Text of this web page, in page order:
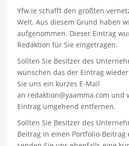
Yfw.ie schafft den größten
Welt. Aus diesem Grund haben
aufgenommen. Dieser Eintrag
Redaktion für Sie eingetragen.
Sollten Sie Besitzer des
wünschen das der Eintrag
Sie uns ein kurzes E-Mail
an redaktion@yaamma.com und
Eintrag umgehend entfernen.
Sollten Sie Besitzer des
Beitrag in einen Portfolio-Beitrag